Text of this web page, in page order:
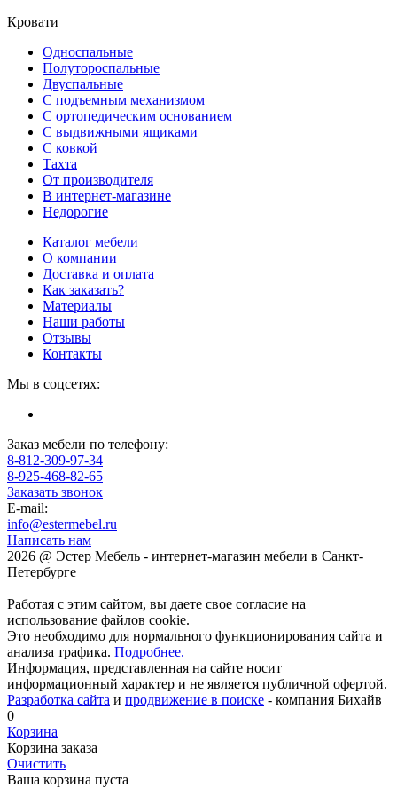
Кровати
Односпальные
Полутороспальные
Двуспальные
С подъемным механизмом
С ортопедическим основанием
С выдвижными ящиками
С ковкой
Тахта
От производителя
В интернет-магазине
Недорогие
Каталог мебели
О компании
Доставка и оплата
Как заказать?
Материалы
Наши работы
Отзывы
Контакты
Мы в соцсетях:
Заказ мебели по телефону:
8-812-309-97-34
8-925-468-82-65
Заказать звонок
E-mail:
info@estermebel.ru
Написать нам
2026 @ Эстер Мебель - интернет-магазин мебели в Санкт-
Петербурге
Работая с этим сайтом, вы даете свое согласие на
использование файлов cookie.
Это необходимо для нормального функционирования сайта и
анализа трафика. Подробнее.
Информация, представленная на сайте носит
информационный характер и не является публичной офертой.
Разработка сайта и продвижение в поиске - компания Бихайв
0
Корзина
Корзина заказа
Очистить
Ваша корзина пуста